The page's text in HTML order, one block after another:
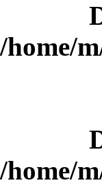
/home/
/home/